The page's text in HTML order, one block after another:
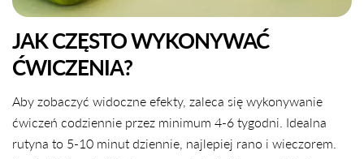
JAK CZĘSTO WYKONYWAĆ
ĆWICZENIA?
Aby zobaczyć widoczne efekty, zaleca się wykonywanie
ćwiczeń codziennie przez minimum 4-6 tygodni. Idealna
rutyna to 5-10 minut dziennie, najlepiej rano i wieczorem.
UDOSTĘPNIJ TEN ARTYKUŁ